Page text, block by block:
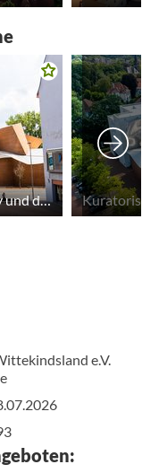
Mindset Los Angeles - Frank Gehry und die Cool School
e.V.